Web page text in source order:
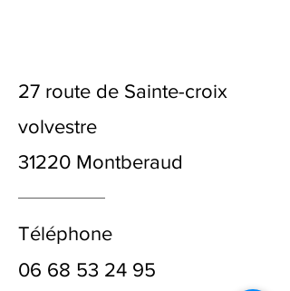
27 route de Sainte-croix
volvestre
31220 Montberaud
Téléphone
06 68 53 24 95